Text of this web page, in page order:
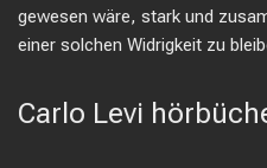
gewesen wäre, stark und
einer solchen Widrigkeit zu
Carlo Levi